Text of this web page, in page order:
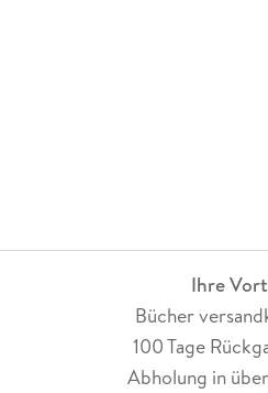
Ihre
Bücher
100 Tage
Abholung in